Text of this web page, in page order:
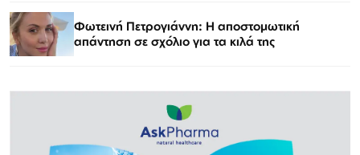
Φωτεινή Πετρογιάννη: Η αποστομωτική
απάντηση σε σχόλιο για τα κιλά της